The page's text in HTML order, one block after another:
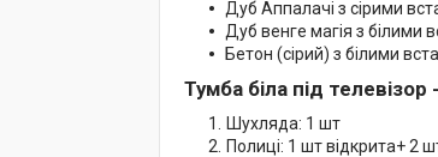
Дуб Аппалачі з сірими
Дуб венге магія з білими
Бетон (сірий) з білими
Тумба біла під
Шухляда: 1 шт
Полиці: 1 шт відкрита+ 2